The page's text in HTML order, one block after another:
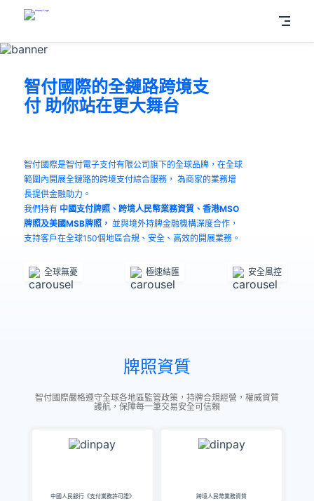
智付國際的全鏈路跨境支
付 助你站在更大舞台
智付國際是智付電子支付有限公司旗下的全球品牌，在全球
範圍內開展全鏈路的跨境支付綜合服務， 為商家的業務增
長提供金融助力。
我們持有 中國支付牌照、跨境人民幣業務資質、香港MSO
牌照及美國MSB牌照， 並與境外持牌金融機構深度合作，
支持客戶在全球150個地區合規、安全、高效的開展業務。
全球無憂 極速結匯 安全風控
牌照資質
智付國際嚴格遵守全球各地區監管政策，持牌合規經營，權威資質
護航，保障每一筆交易安全可信賴
中國人民銀行《支付業務許可證》 跨境人民幣業務資質